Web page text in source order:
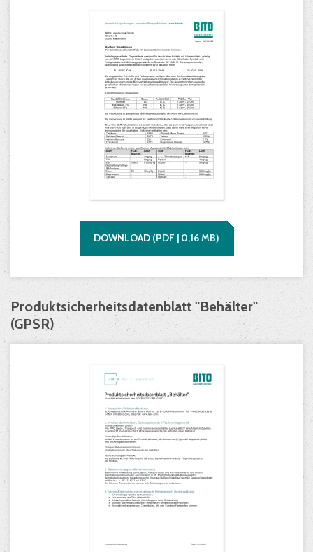
DOWNLOAD (PDF | 0,16MB)
Produktsicherheitsdatenblatt "Behälter"
(GPSR)